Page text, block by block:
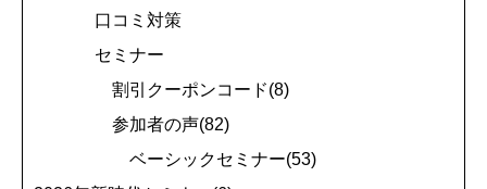
口コミ対策
セミナー
割引クーポンコード(8)
参加者の声(82)
ベーシックセミナー(53)